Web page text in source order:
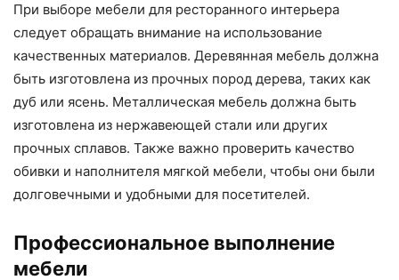
При выборе мебели для ресторанного интерьера
следует обращать внимание на использование
качественных материалов. Деревянная мебель должна
быть изготовлена из прочных пород дерева, таких как
дуб или ясень. Металлическая мебель должна быть
изготовлена из нержавеющей стали или других
прочных сплавов. Также важно проверить качество
обивки и наполнителя мягкой мебели, чтобы они были
долговечными и удобными для посетителей.
Профессиональное выполнение
мебели